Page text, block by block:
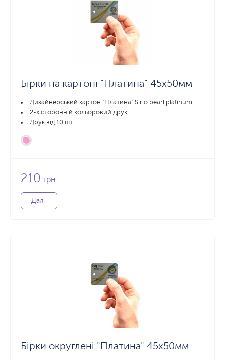
Бірки на картоні "Платина" 45x50мм
Дизайнерський картон "Платина" Sirio pearl platinum.
2-х сторонній кольоровий друк.
Друк від 10 шт.
210 грн.
Далі
Бірки округлені "Платина" 45x50мм